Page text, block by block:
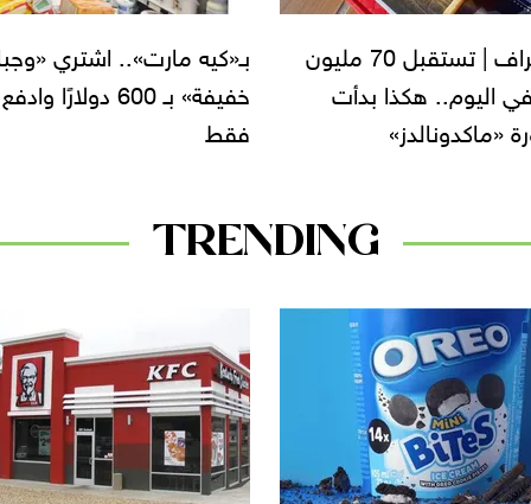
مارت».. اشتري «وجبات
بمناسبة الافتتاح في
وجبة مجانية من دجاج
«بونشون» الشهير
TRENDING